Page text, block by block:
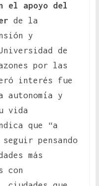
el apoyo del
de la
y
de
por las
interés fue
autonomía y
vida
que “a
pensando
más
con